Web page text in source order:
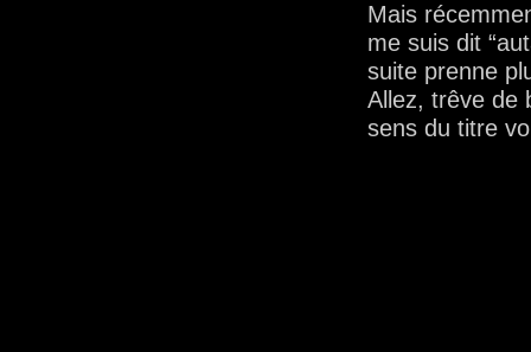
Mais
me suis dit
suite prenne
Allez, trêve de
sens du titre